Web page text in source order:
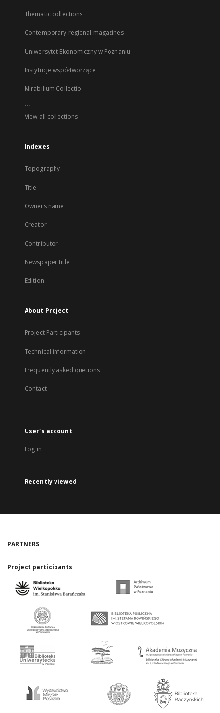
Thematic collections
Contemporary regional magazines
Uniwersytet Ekonomiczny w Poznaniu
Instytucje współtworzące
Mirabilium Collectio
...
View all collections
Indexes
Topography
Title
Owners name
Creator
Contributor
Newspaper title
Edition
About Project
Project Participants
Technical information
Frequently asked quetions
Contact
User's account
Log in
Recently viewed
PARTNERS
Project participants